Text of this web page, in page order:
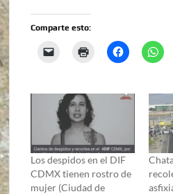
Comparte esto:
Los despidos en el DIF
CDMX tienen rostro de
mujer (Ciudad de